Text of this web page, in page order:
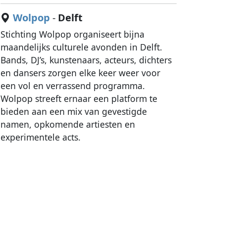
Wolpop - Delft
Stichting Wolpop organiseert bijna
maandelijks culturele avonden in Delft.
Bands, DJ’s, kunstenaars, acteurs, dichters
en dansers zorgen elke keer weer voor
een vol en verrassend programma.
Wolpop streeft ernaar een platform te
bieden aan een mix van gevestigde
namen, opkomende artiesten en
experimentele acts.